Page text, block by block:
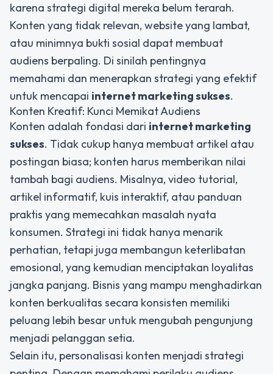
karena strategi digital mereka belum terarah.
Konten yang tidak relevan, website yang lambat,
atau minimnya bukti sosial dapat membuat
audiens berpaling. Di sinilah pentingnya
memahami dan menerapkan strategi yang efektif
untuk mencapai internet marketing sukses.
Konten Kreatif: Kunci Memikat Audiens
Konten adalah fondasi dari internet marketing
sukses. Tidak cukup hanya membuat artikel atau
postingan biasa; konten harus memberikan nilai
tambah bagi audiens. Misalnya, video tutorial,
artikel informatif, kuis interaktif, atau panduan
praktis yang memecahkan masalah nyata
konsumen. Strategi ini tidak hanya menarik
perhatian, tetapi juga membangun keterlibatan
emosional, yang kemudian menciptakan loyalitas
jangka panjang. Bisnis yang mampu menghadirkan
konten berkualitas secara konsisten memiliki
peluang lebih besar untuk mengubah pengunjung
menjadi pelanggan setia.
Selain itu, personalisasi konten menjadi strategi